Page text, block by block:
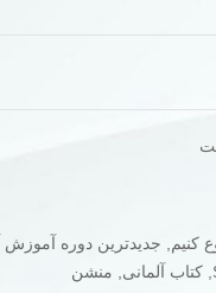
کنیم جدیدترین دوره آموزش
کتاب آلمانی منشن